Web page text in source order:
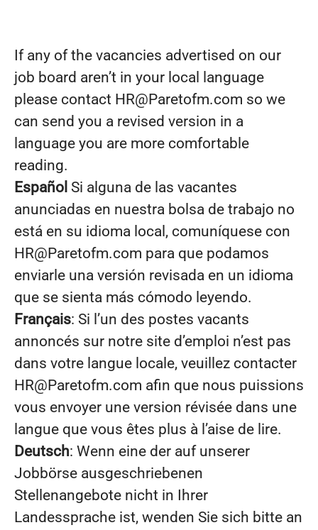
If any of the vacancies advertised on our
job board aren’t in your local language
please contact HR@Paretofm.com so we
can send you a revised version in a
language you are more comfortable
reading.
Español Si alguna de las vacantes
anunciadas en nuestra bolsa de trabajo no
está en su idioma local, comuníquese con
HR@Paretofm.com para que podamos
enviarle una versión revisada en un idioma
que se sienta más cómodo leyendo.
Français: Si l’un des postes vacants
annoncés sur notre site d’emploi n’est pas
dans votre langue locale, veuillez contacter
HR@Paretofm.com afin que nous puissions
vous envoyer une version révisée dans une
langue que vous êtes plus à l’aise de lire.
Deutsch: Wenn eine der auf unserer
Jobbörse ausgeschriebenen
Stellenangebote nicht in Ihrer
Landessprache ist, wenden Sie sich bitte an